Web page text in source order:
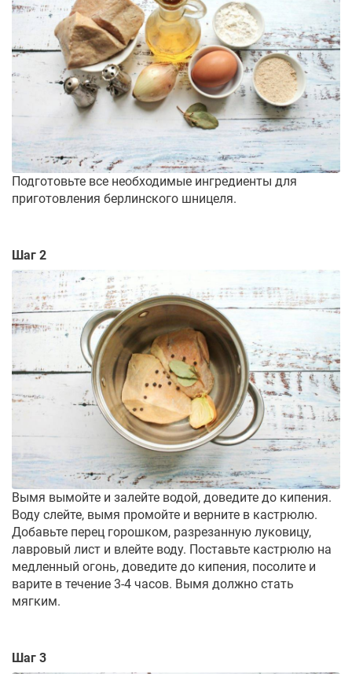
Подготовьте все необходимые ингредиенты для
приготовления берлинского шницеля.
Шаг 2
Вымя вымойте и залейте водой, доведите до кипения.
Воду слейте, вымя промойте и верните в кастрюлю.
Добавьте перец горошком, разрезанную луковицу,
лавровый лист и влейте воду. Поставьте кастрюлю на
медленный огонь, доведите до кипения, посолите и
варите в течение 3-4 часов. Вымя должно стать
мягким.
Шаг 3